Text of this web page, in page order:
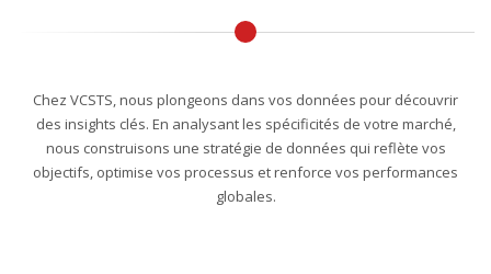
Chez VCSTS, nous plongeons dans vos données pour découvrir
des insights clés. En analysant les spécificités de votre marché,
nous construisons une stratégie de données qui reflète vos
objectifs, optimise vos processus et renforce vos performances
globales.